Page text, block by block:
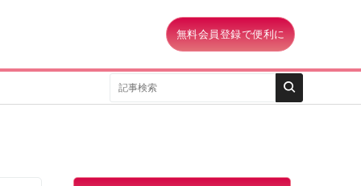
無料会員登録で便利に